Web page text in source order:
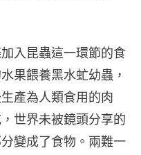
入昆蟲這一環節的食
果餵養黑水虻幼蟲，
產為人類食用的肉
世界未被鏡頭分享的
變成了食物。兩難一